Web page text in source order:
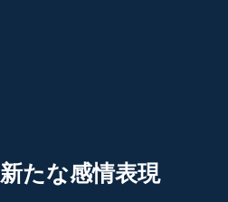
新たな感情表現